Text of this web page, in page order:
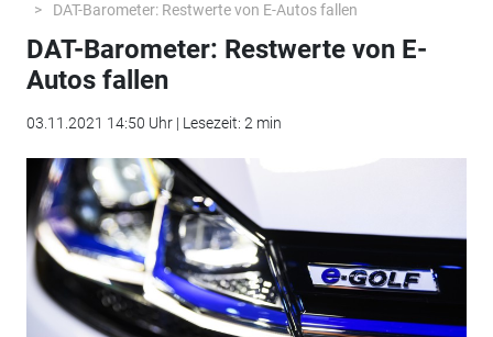
DAT-Barometer: Restwerte von E-Autos fallen
DAT-Barometer: Restwerte von E-
Autos fallen
03.11.2021 14:50 Uhr | Lesezeit: 2 min